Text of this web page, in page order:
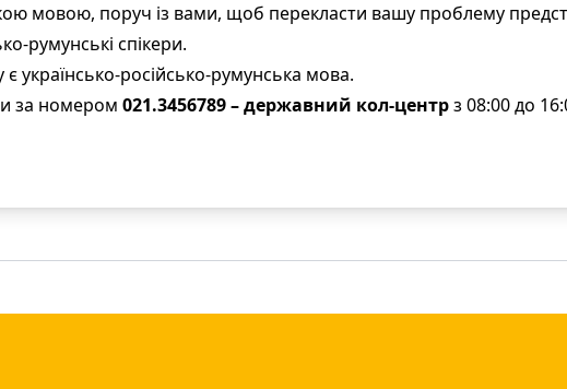
мовою, поруч із вами, щоб перекласти вашу проблему
румунські спікери.
українсько-російсько-румунська мова.
за номером 021.3456789 – державний кол-центрз 08:00 до